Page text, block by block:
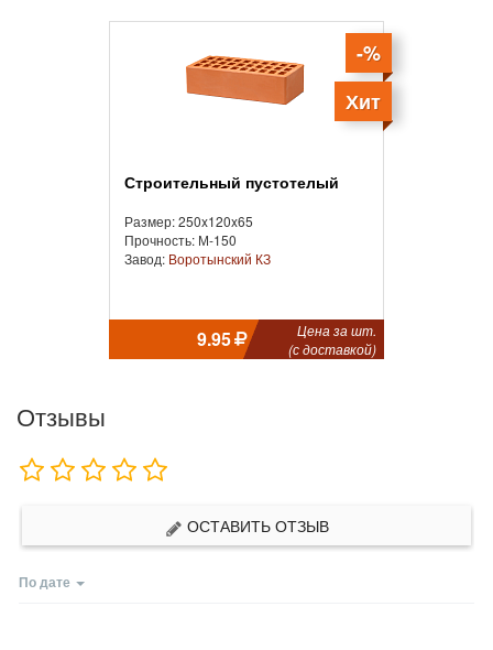
-%
Хит
Строительный пустотелый
Размер: 250x120x65
Прочность: М-150
Завод: Воротынский КЗ
9.95
Цена за шт.
(с доставкой)
Отзывы
ОСТАВИТЬ ОТЗЫВ
По дате